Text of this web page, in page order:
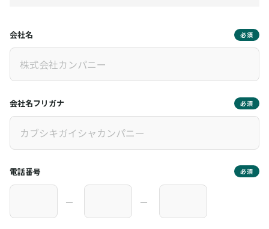
会社名 必須
会社名フリガナ 必須
電話番号 必須
― ―